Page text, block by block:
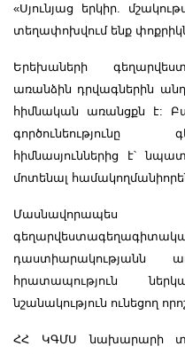
«Սյունյաց երկիր.
տեղափոխվում ենք
Երեխաների
առանձին դրվագներին
հիմնական առանցքն է:
գործունեությունը
հիմնասյուններից է՝
մոտենալ
Մասնավորապես
դաստիարակությանն
հրատապություն
նշանակություն ունեցող
ՀՀ ԿԳՄՍ նախարարի